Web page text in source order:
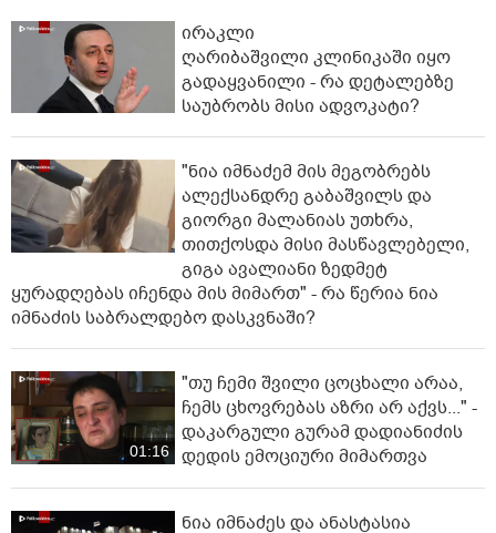
ირაკლი
ღარიბაშვილი კლინიკაში იყო
გადაყვანილი - რა დეტალებზე
საუბრობს მისი ადვოკატი?
"ნია იმნაძემ მის მეგობრებს
ალექსანდრე გაბაშვილს და
გიორგი მალანიას უთხრა,
თითქოსდა მისი მასწავლებელი,
გიგა ავალიანი ზედმეტ
ყურადღებას იჩენდა მის მიმართ" - რა წერია ნია
იმნაძის საბრალდებო დასკვნაში?
01:16
"თუ ჩემი შვილი ცოცხალი არაა,
ჩემს ცხოვრებას აზრი არ აქვს..." -
დაკარგული გურამ დადიანიძის
დედის ემოციური მიმართვა
ნია იმნაძეს და ანასტასია